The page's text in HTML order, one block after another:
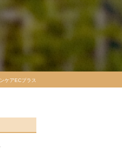
ろは」
ケアECプラス